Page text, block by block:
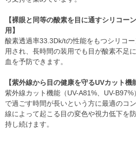
【裸眼と同等の酸素を目に通すシリコー
用】
酸素透過率33.3Dk/tの性能をもつシリコ
用され、長時間の装用でも目が酸素不足
血を予防できます。
【紫外線から目の健康を守るUVカット機
紫外線カット機能（UV-A81%、UV-
で過ごす時間が長いという方に最適のコ
線によって起こる目の変色や視力低下を
持し続けます。